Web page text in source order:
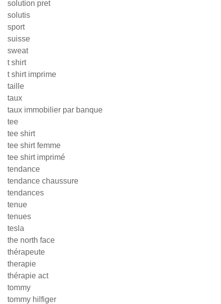
solution pret
solutis
sport
suisse
sweat
t shirt
t shirt imprime
taille
taux
taux immobilier par banque
tee
tee shirt
tee shirt femme
tee shirt imprimé
tendance
tendance chaussure
tendances
tenue
tenues
tesla
the north face
thérapeute
therapie
thérapie act
tommy
tommy hilfiger